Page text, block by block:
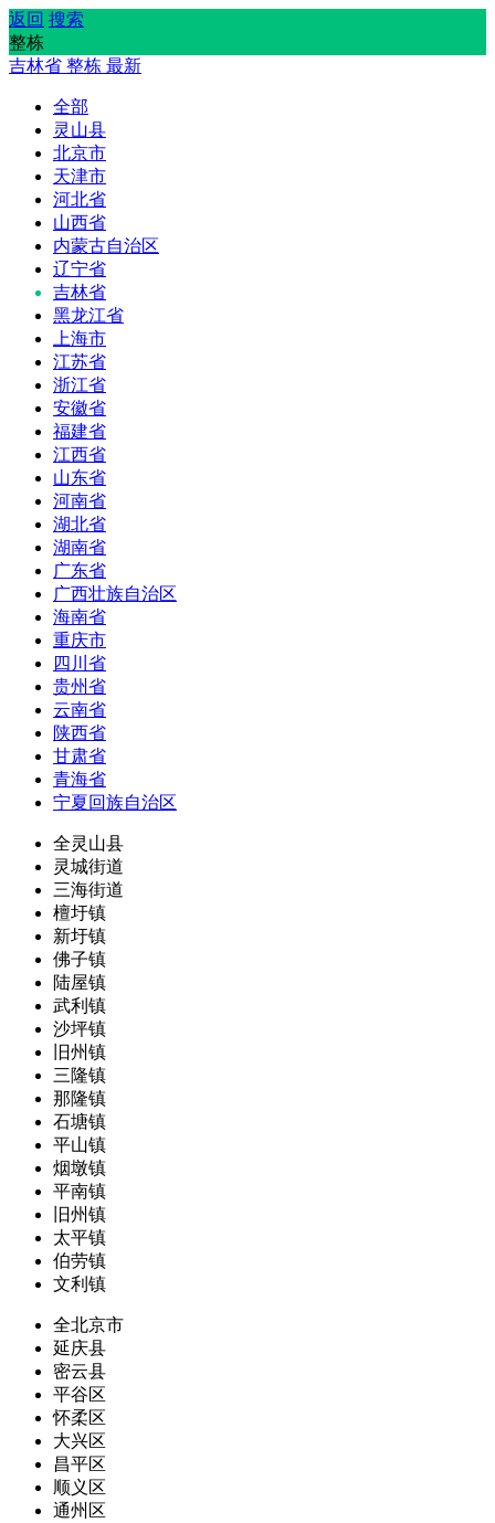
返回 搜索
整栋
吉林省 整栋 最新
全部
灵山县
北京市
天津市
河北省
山西省
内蒙古自治区
辽宁省
吉林省
黑龙江省
上海市
江苏省
浙江省
安徽省
福建省
江西省
山东省
河南省
湖北省
湖南省
广东省
广西壮族自治区
海南省
重庆市
四川省
贵州省
云南省
陕西省
甘肃省
青海省
宁夏回族自治区
全灵山县
灵城街道
三海街道
檀圩镇
新圩镇
佛子镇
陆屋镇
武利镇
沙坪镇
旧州镇
三隆镇
那隆镇
石塘镇
平山镇
烟墩镇
平南镇
旧州镇
太平镇
伯劳镇
文利镇
全北京市
延庆县
密云县
平谷区
怀柔区
大兴区
昌平区
顺义区
通州区